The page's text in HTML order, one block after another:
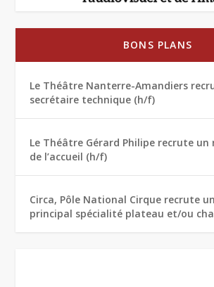
BONS PLANS
Le Théâtre Nanterre-Amandiers
secrétaire technique (h/f)
Le Théâtre Gérard Philipe recrute un
de l’accueil (h/f)
Circa, Pôle National Cirque recrute
principal spécialité plateau et/ou